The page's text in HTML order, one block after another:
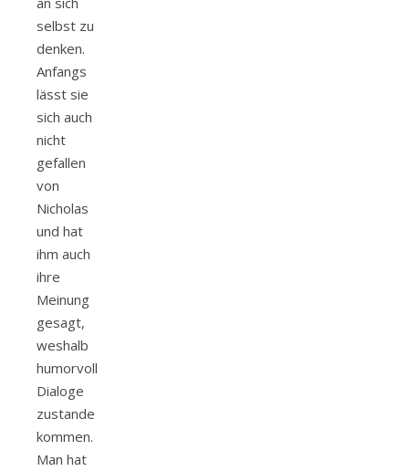
selbst zu
denken.
Anfangs
lässt sie
sich auch
nicht
gefallen
von
Nicholas
und hat
ihm auch
ihre
Meinung
gesagt,
weshalb
humorvolle
Dialoge
zustande
kommen.
Man hat